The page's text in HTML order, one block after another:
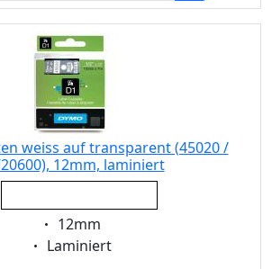
weiss auf transparent (45020 /
12mm, laminiert
Eigenschaft:
12mm
Eigenschaft:
Laminiert